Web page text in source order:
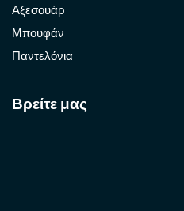
Αξεσουάρ
Μπουφάν
Παντελόνια
Βρείτε μας